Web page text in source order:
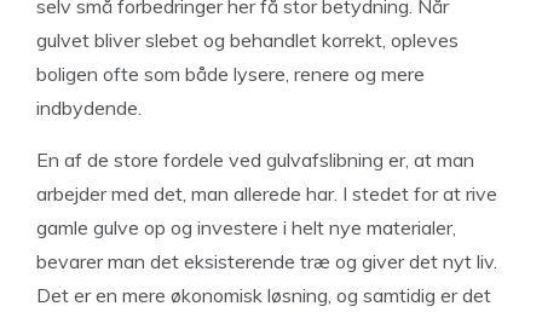
selv små forbedringer her få stor betydning. Når
gulvet bliver slebet og behandlet korrekt, opleves
boligen ofte som både lysere, renere og mere
indbydende.
En af de store fordele ved gulvafslibning er, at man
arbejder med det, man allerede har. I stedet for at rive
gamle gulve op og investere i helt nye materialer,
bevarer man det eksisterende træ og giver det nyt liv.
Det er en mere økonomisk løsning, og samtidig er det